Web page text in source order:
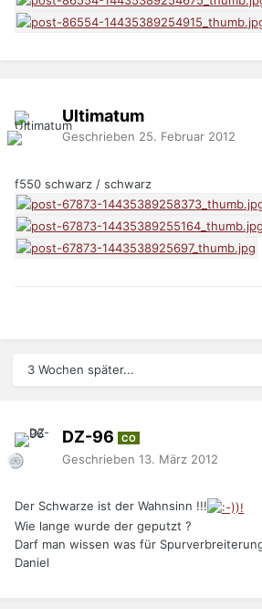
Ultimatum
Geschrieben 25. Februar 2012
f550 schwarz / schwarz
3 Wochen später...
DZ-96 CO
Geschrieben 13. März 2012
Der Schwarze ist der Wahnsinn !!!
Wie lange wurde der geputzt ?
Darf man wissen was für
Daniel